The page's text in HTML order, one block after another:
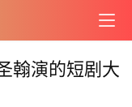
翰演的短剧大